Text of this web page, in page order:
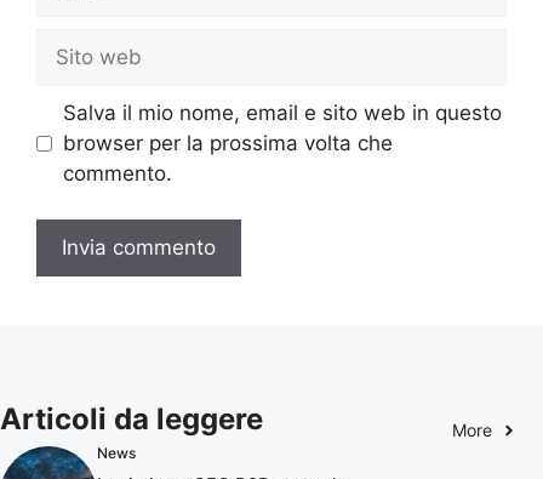
web
Salva il mio nome, email e sito web in questo
browser per la prossima volta che
commento.
Articoli da leggere More
News